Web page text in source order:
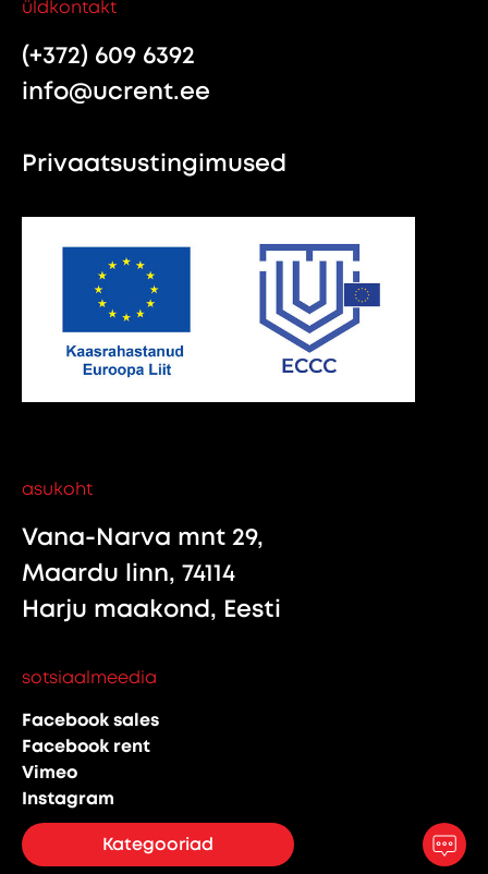
Kategooriad
üldkontakt
(+372) 609 6392
info@ucrent.ee
Privaatsustingimused
asukoht
Vana-Narva mnt 29,
Maardu linn, 74114
Harju maakond, Eesti
sotsiaalmeedia
Facebook sales
Facebook rent
Vimeo
Instagram